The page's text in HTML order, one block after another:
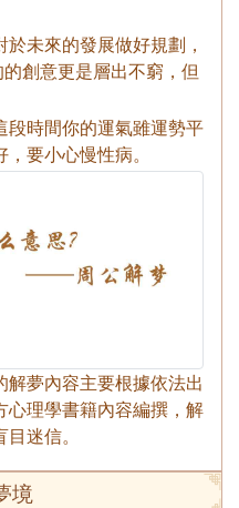
未來的發展做好規劃，
創意更是層出不窮，但
段時間你的運氣雖運勢平
要小心慢性病。
夢內容主要根據依法出
心理學書籍內容編撰，解
迷信。
境